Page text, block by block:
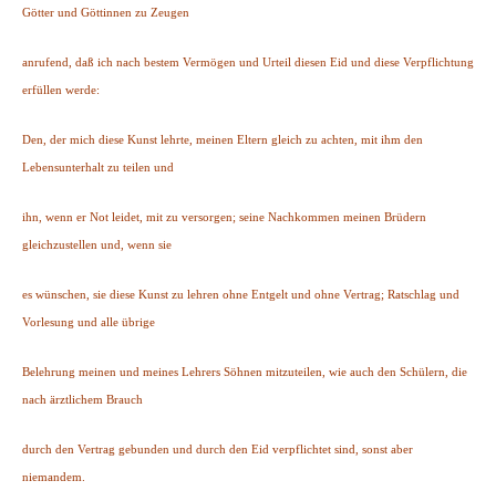
Götter und Göttinnen zu Zeugen
anrufend, daß ich nach bestem Vermögen und Urteil diesen Eid und diese Verpflichtung
erfüllen werde:
Den, der mich diese Kunst lehrte, meinen Eltern gleich zu achten, mit ihm den
Lebensunterhalt zu teilen und
ihn, wenn er Not leidet, mit zu versorgen; seine Nachkommen meinen Brüdern
gleichzustellen und, wenn sie
es wünschen, sie diese Kunst zu lehren ohne Entgelt und ohne Vertrag; Ratschlag und
Vorlesung und alle übrige
Belehrung meinen und meines Lehrers Söhnen mitzuteilen, wie auch den Schülern, die
nach ärztlichem Brauch
durch den Vertrag gebunden und durch den Eid verpflichtet sind, sonst aber
niemandem.